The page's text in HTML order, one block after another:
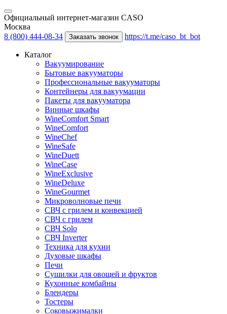
Официальный интернет-магазин CASO
Москва
8 (800) 444-08-34
Заказать звонок https://t.me/caso_bt_bot
Каталог
Вакуумирование
Бытовые вакууматоры
Профессиональные вакууматоры
Контейнеры для вакуумации
Пакеты для вакууматора
Винные шкафы
WineComfort Smart
WineComfort
WineChef
WineSafe
WineDuett
WineCase
WineExclusive
WineDeluxe
WineGourmet
Микроволновые печи
СВЧ с грилем и конвекцией
СВЧ с грилем
СВЧ Solo
СВЧ Inverter
Техника для кухни
Духовые шкафы
Печи
Сушилки для овощей и фруктов
Кухонные комбайны
Блендеры
Тостеры
Соковыжималки